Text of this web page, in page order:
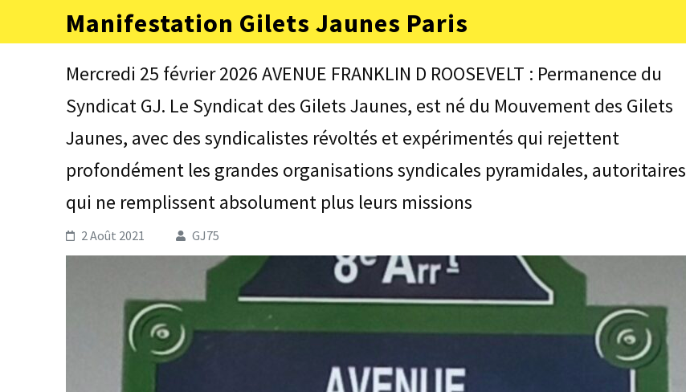
contenu
Manifestation Gilets Jaunes Paris
Mercredi 25 février 2026 AVENUE FRANKLIN D ROOSEVELT : Permanence du
Syndicat GJ. Le Syndicat des Gilets Jaunes, est né du Mouvement des Gilets
Jaunes, avec des syndicalistes révoltés et expérimentés qui rejettent
profondément les grandes organisations syndicales pyramidales, autoritaires
qui ne remplissent absolument plus leurs missions
2 Août 2021 GJ75